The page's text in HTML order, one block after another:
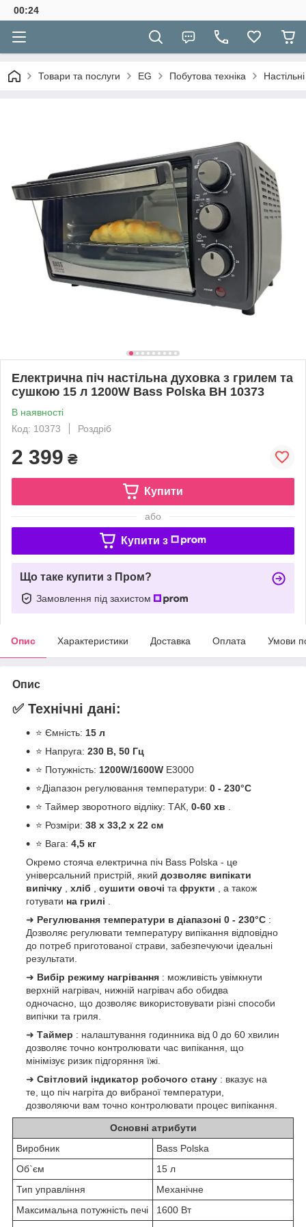
00:24
Товари та послуги EG Побутова техніка
Електрична піч настільна духовка з грилем та
сушкою 15 л 1200W Bass Polska BH 10373
В наявності
Код: 10373
Роздріб
2 399 ₴
Купити
або
Купити з
Що таке купити з Пром?
Замовлення під захистом
Опис Характеристики Доставка Оплата Умови
Опис
✅ Технічні дані:
⭐ Ємність: 15 л
⭐ Напруга: 230 В, 50 Гц
⭐ Потужність: 1200W/1600W E3000
⭐Діапазон регулювання температури: 0 - 230°C
⭐ Таймер зворотного відліку: ТАК, 0-60 хв .
⭐ Розміри: 38 х 33,2 х 22 см
⭐ Вага: 4,5 кг
Окремо стояча електрична піч Bass Polska - це
універсальний пристрій, який дозволяє випікати
випічку , хліб , сушити овочі та фрукти , а також
готувати на грилі .
➜ Регулювання температури в діапазоні 0 - 230°C :
Дозволяє регулювати температуру випікання відповідно
до потреб приготованої страви, забезпечуючи ідеальні
результати.
➜ Вибір режиму нагрівання : можливість увімкнути
верхній нагрівач, нижній нагрівач або обидва
одночасно, що дозволяє використовувати різні способи
випічки та гриля.
➜ Таймер : налаштування годинника від 0 до 60 хвилин
дозволяє точно контролювати час випікання, що
мінімізує ризик підгоряння їжі.
➜ Світловий індикатор робочого стану : вказує на
те, що піч нагріта до вибраної температури,
дозволяючи вам точно контролювати процес випікання.
Основні атрибути
Виробник
Bass Polska
Об`єм
15 л
Тип управління
Механічне
Максимальна потужність печі
1600 Вт